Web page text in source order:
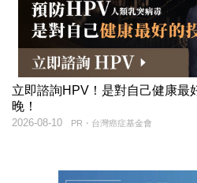
立即諮詢HPV！是對自己健康最
晚！
PR・台灣癌症基金會
2026-08-10